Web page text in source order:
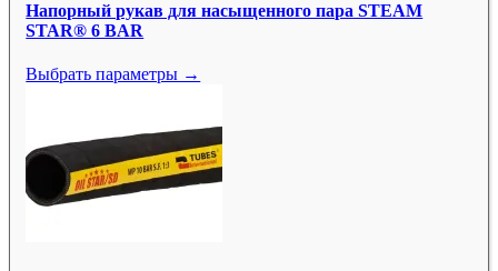
Напорный рукав для насыщенного пара STEAM
STAR® 6 BAR
Выбрать параметры →